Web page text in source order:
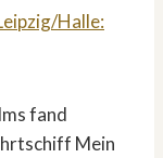
Halle:
fand
Mein